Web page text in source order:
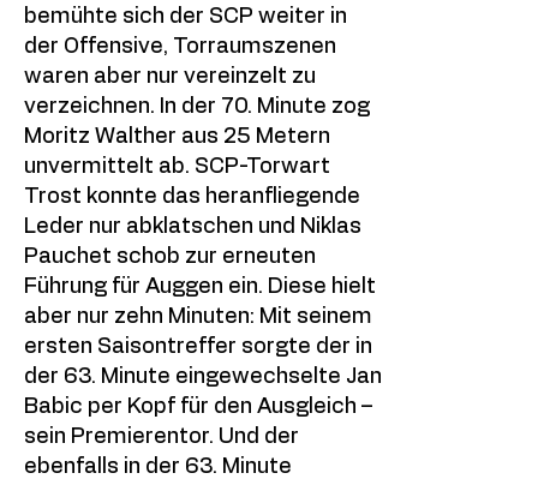
bemühte sich der SCP weiter in
der Offensive, Torraumszenen
waren aber nur vereinzelt zu
verzeichnen. In der 70. Minute zog
Moritz Walther aus 25 Metern
unvermittelt ab. SCP-Torwart
Trost konnte das heranfliegende
Leder nur abklatschen und Niklas
Pauchet schob zur erneuten
Führung für Auggen ein. Diese hielt
aber nur zehn Minuten: Mit seinem
ersten Saisontreffer sorgte der in
der 63. Minute eingewechselte Jan
Babic per Kopf für den Ausgleich –
sein Premierentor. Und der
ebenfalls in der 63. Minute